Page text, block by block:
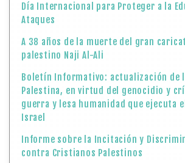
Día Internacional para Proteger a la
Ataques
A 38 años de la muerte del gran
palestino Naji Al-Ali
Boletín Informativo: actualización de
Palestina, en virtud del genocidio y
guerra y lesa humanidad que ejecuta
Israel
Informe sobre la Incitación y
contra Cristianos Palestinos